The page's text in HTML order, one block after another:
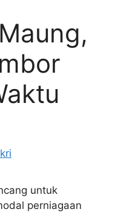
untuk
perniagaan